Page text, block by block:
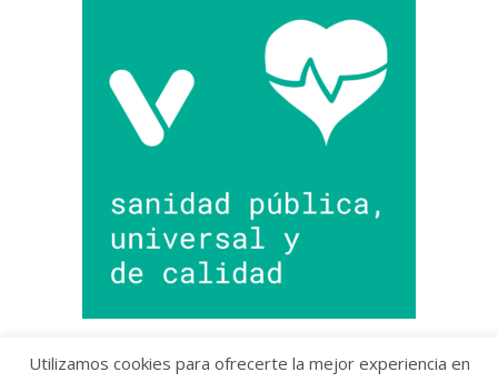
Utilizamos cookies para ofrecerte la mejor experiencia en